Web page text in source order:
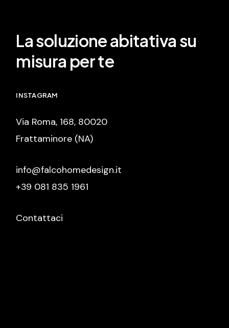
La soluzione abitativa su
misura per te
INSTAGRAM
Via Roma, 168, 80020
Frattaminore (NA)
info@falcohomedesign.it
+39 081 835 1961
Contattaci